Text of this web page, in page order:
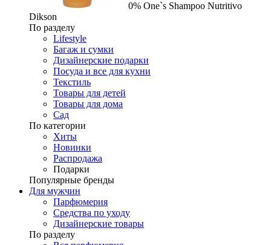
0% One`s Shampoo Nutritivo
Dikson
По разделу
Lifestyle
Багаж и сумки
Дизайнерские подарки
Посуда и все для кухни
Текстиль
Товары для детей
Товары для дома
Сад
По категории
Хиты
Новинки
Распродажа
Подарки
Популярные бренды
Для мужчин
Парфюмерия
Средства по уходу
Дизайнерские товары
По разделу